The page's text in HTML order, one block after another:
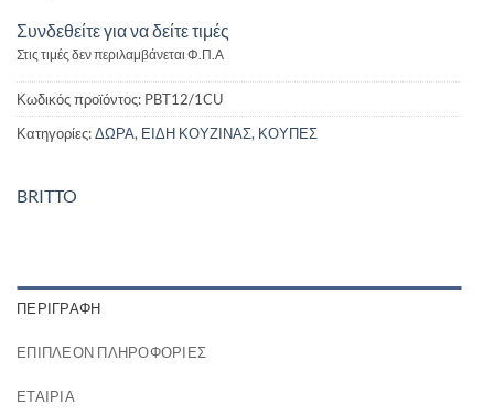
Συνδεθείτε για να δείτε τιμές
Στις τιμές δεν περιλαμβάνεται Φ.Π.Α
Κωδικός προϊόντος: PBT12/1CU
Κατηγορίες:ΔΩΡΑ, ΕΙΔΗ ΚΟΥΖΙΝΑΣ, ΚΟΥΠΕΣ
BRITTO
ΠΕΡΙΓΡΑΦΉ
ΕΠΙΠΛΈΟΝ ΠΛΗΡΟΦΟΡΊΕΣ
ΕΤΑΙΡΊΑ